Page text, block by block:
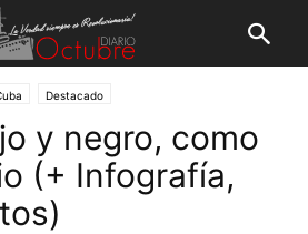
Destacado
y negro, como
(+ Infografía,